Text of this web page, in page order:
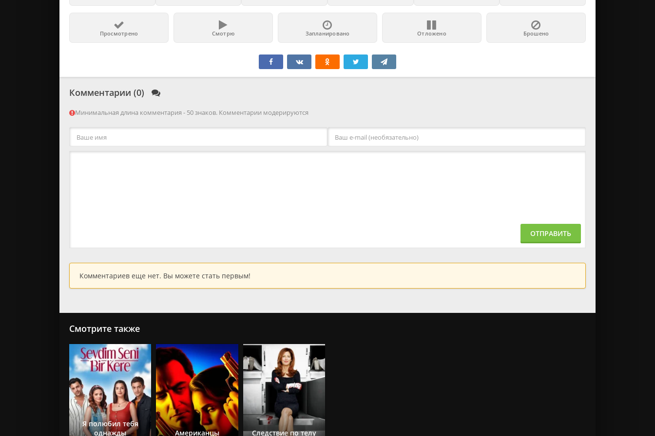
Просмотрено Смотрю Запланировано Отложено Брошено
Комментарии (0)
Минимальная длина комментария - 50 знаков. Комментарии модерируются
ОТПРАВИТЬ
Комментариев еще нет. Вы можете стать первым!
Смотрите также
Я полюбил тебя
однажды
Американцы Следствие по телу